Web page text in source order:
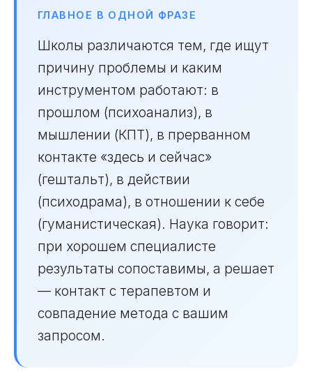
ГЛАВНОЕ В ОДНОЙ ФРАЗЕ
Школы различаются тем, где ищут
причину проблемы и каким
инструментом работают: в
прошлом (психоанализ), в
мышлении (КПТ), в прерванном
контакте «здесь и сейчас»
(гештальт), в действии
(психодрама), в отношении к себе
(гуманистическая). Наука говорит:
при хорошем специалисте
результаты сопоставимы, а решает
— контакт с терапевтом и
совпадение метода с вашим
запросом.